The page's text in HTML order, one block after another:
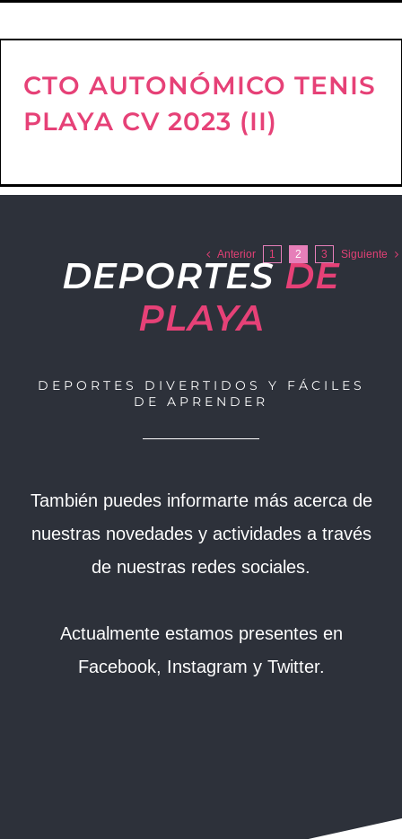
CTO AUTONÓMICO TENIS
PLAYA CV 2023 (II)
Anterior 1 2 3 Siguiente
DEPORTES DE
PLAYA
DEPORTES DIVERTIDOS Y FÁCILES
DE APRENDER
También puedes informarte más acerca de
nuestras novedades y actividades a través
de nuestras redes sociales.
Actualmente estamos presentes en
Facebook, Instagram y Twitter.